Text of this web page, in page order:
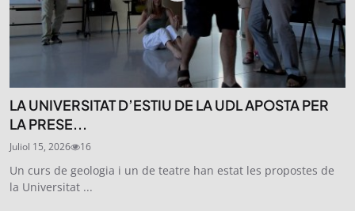
LA UNIVERSITAT D’ESTIU DE LA UDL APOSTA PER
LA PRESE...
Juliol 15, 2026 16
Un curs de geologia i un de teatre han estat les propostes de
la Universitat ...